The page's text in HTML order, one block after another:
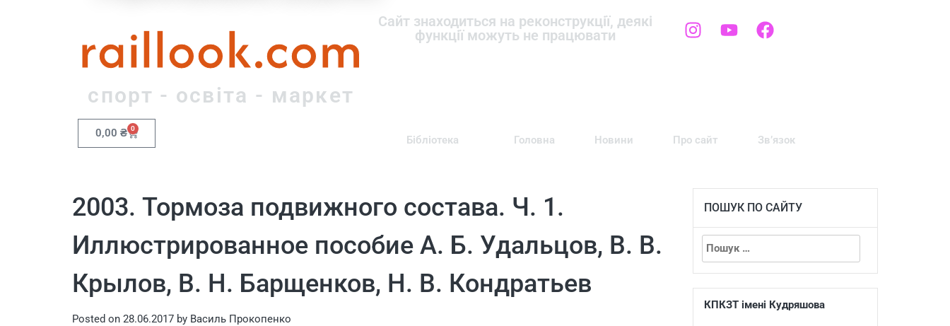
raillook.com
спорт - освіта - маркет
Сайт знаходиться на реконструкції, деякі
функції можуть не працювати
0,00 ₴ 0
Бібліотека Головна Новини Про сайт Зв’язок
2003. Тормоза подвижного состава. Ч. 1.
Иллюстрированное пособие А. Б. Удальцов, В. В.
Крылов, В. Н. Барщенков, Н. В. Кондратьев
Posted on 28.06.2017 by Василь Прокопенко
ПОШУК ПО САЙТУ
КПКЗТ імені Кудряшова